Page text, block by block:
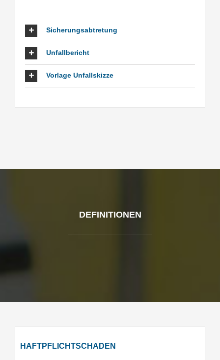
Sicherungsabtretung
Unfallbericht
Vorlage Unfallskizze
DEFINITIONEN
HAFTPFLICHTSCHADEN